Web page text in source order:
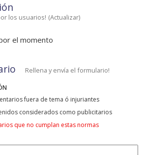
los usuarios! (Actualizar)
el momento
Rellena y envía el formulario!
fuera de tema ó injuriantes
considerados como publicitarios
que no cumplan estas normas